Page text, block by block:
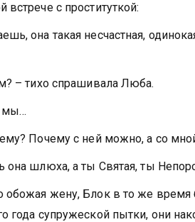
встрече с проституткой:
она такая несчастная,
– тихо спрашивала Люба.
мы…
Почему с ней можно, а со
она шлюха, а ты Святая, ты
обожая жену, Блок в то же время
года супружеской пытки, они